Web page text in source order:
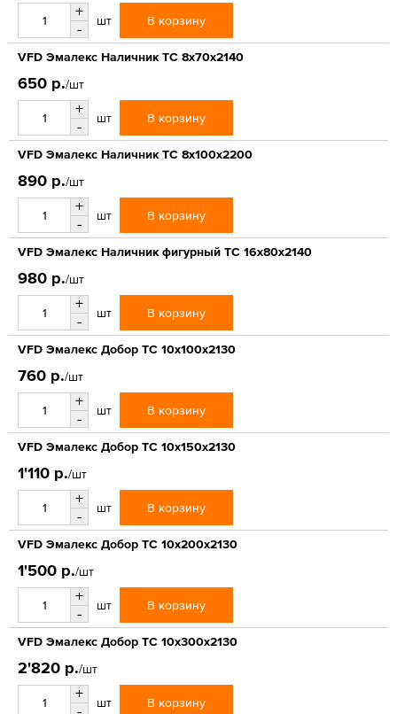
+
-
шт В корзину
VFD Эмалекс Наличник ТС 8x70x2140
650 р./шт
+
-
шт В корзину
VFD Эмалекс Наличник ТС 8x100x2200
890 р./шт
+
-
шт В корзину
VFD Эмалекс Наличник фигурный ТС 16x80x2140
980 р./шт
+
-
шт В корзину
VFD Эмалекс Добор ТС 10x100x2130
760 р./шт
+
-
шт В корзину
VFD Эмалекс Добор ТС 10x150x2130
1'110 р./шт
+
-
шт В корзину
VFD Эмалекс Добор ТС 10x200x2130
1'500 р./шт
+
-
шт В корзину
VFD Эмалекс Добор ТС 10x300x2130
2'820 р./шт
+
шт В корзину